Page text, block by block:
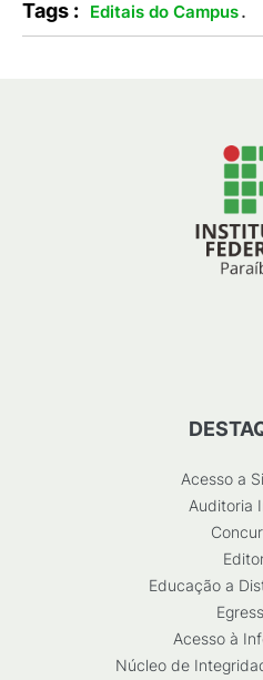
Tags : Editais do Campus.
Acesso a
Auditoria
Educação a
Acesso à
Núcleo de